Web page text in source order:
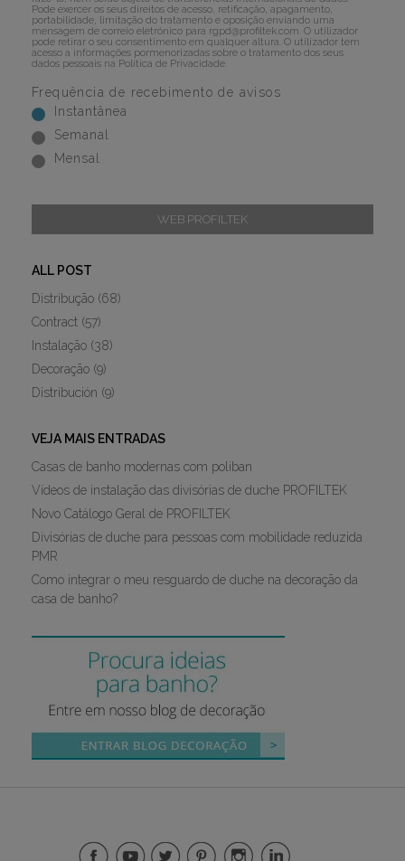
Pode exercer os seus direitos de acesso, retificação, apagamento,
portabilidade, limitação do tratamento e oposição enviando uma
mensagem de correio eletrónico para rgpd@profiltek.com . O utilizador
pode retirar o seu consentimento em qualquer altura. O utilizador tem
acesso a informações pormenorizadas sobre o tratamento dos seus
dados pessoais na Política de Privacidade
Frequência de recebimento de avisos
Instantânea
Semanal
Mensal
WEB PROFILTEK
ALL POST
Distribução (68)
Contract (57)
Instalação (38)
Decoração (9)
Distribución (9)
VEJA MAIS ENTRADAS
Casas de banho modernas com poliban
Vídeos de instalação das divisórias de duche PROFILTEK
Novo Catálogo Geral de PROFILTEK
Divisórias de duche para pessoas com mobilidade reduzida
PMR
Como integrar o meu resguardo de duche na decoração da
casa de banho?